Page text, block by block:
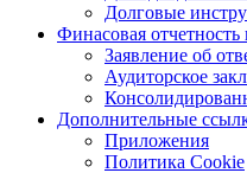
Долговые
Финасовая
Заявление об
Аудиторское
Дополнительные
Приложения
Политика Cookie